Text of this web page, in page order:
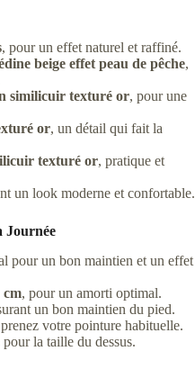
, pour un effet naturel et raffiné.
beige effet peau de pêche,
similicuir texturé or, pour une
or, un détail qui fait la
texturé or, pratique et
un look moderne et confortable.
Journée
pour un bon maintien et un effet
cm, pour un amorti optimal.
un bon maintien du pied.
votre pointure habituelle.
la taille du dessus.